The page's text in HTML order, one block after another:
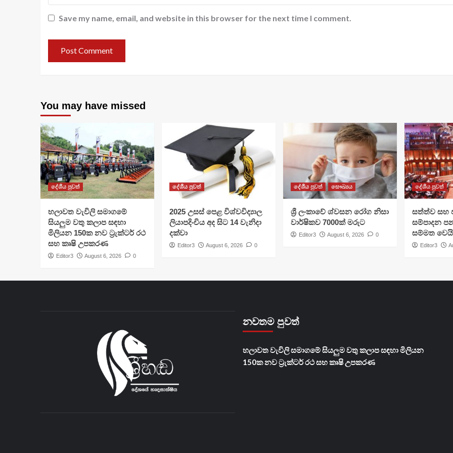
Save my name, email, and website in this browser for the next time I comment.
You may have missed
දේශීය පුවත්
හලාවත වැවිලි සමාගමේ
සියලුම වතු කලාප සඳහා
මිලියන 150ක නව ට්‍රැක්ටර් රථ
සහ කෘෂි උපකරණ
Editor3 August 6, 2026 0
දේශීය පුවත්
​2025 උසස් පෙළ විශ්වවිද්‍යාල
ලියාපදිංචිය අද සිට 14 වැනිදා
දක්වා
Editor3 August 6, 2026 0
දේශීය පුවත් සෞඛ්‍යය
ශ්‍රී ලංකාවේ ශ්වසන රෝග නිසා
වාර්ෂිකව 7000ක් මරුට
Editor3 August 6, 2026 0
දේශීය පුවත්
සත්ත්ව සහ
සම්පාදන
සම්මත වෙයි
Editor3
නවතම පුවත්
හලාවත වැවිලි සමාගමේ සියලුම වතු කලාප සඳහා මිලියන
150ක නව ට්‍රැක්ටර් රථ සහ කෘෂි උපකරණ